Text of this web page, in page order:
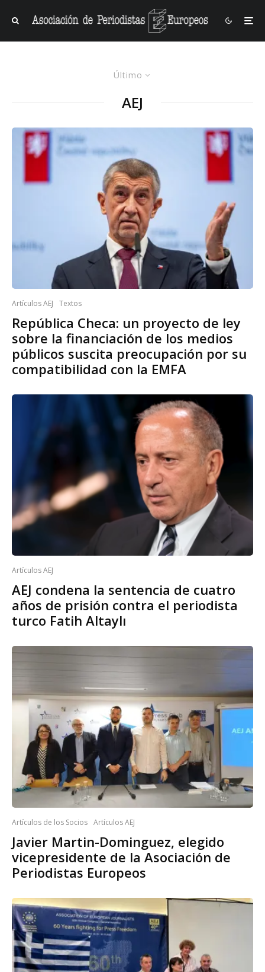
Último
AEJ
Artículos AEJ Textos
República Checa: un proyecto de ley
sobre la financiación de los medios
públicos suscita preocupación por su
compatibilidad con la EMFA
Artículos AEJ
AEJ condena la sentencia de cuatro
años de prisión contra el periodista
turco Fatih Altaylı
Artículos de los Socios Artículos AEJ
Javier Martin-Dominguez, elegido
vicepresidente de la Asociación de
Periodistas Europeos